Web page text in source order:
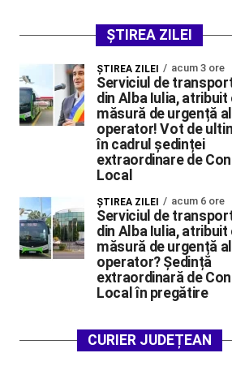
ȘTIREA ZILEI
ŞTIREA ZILEI acum 3 ore
Serviciul de
din Alba Iulia, atribuit
măsură de urgență
operator! Vot de
în cadrul ședinței
extraordinare de
Local
ŞTIREA ZILEI acum 6 ore
Serviciul de
din Alba Iulia, atribuit
măsură de urgență
operator? Ședință
extraordinară de
Local în pregătire
CURIER JUDEȚEAN